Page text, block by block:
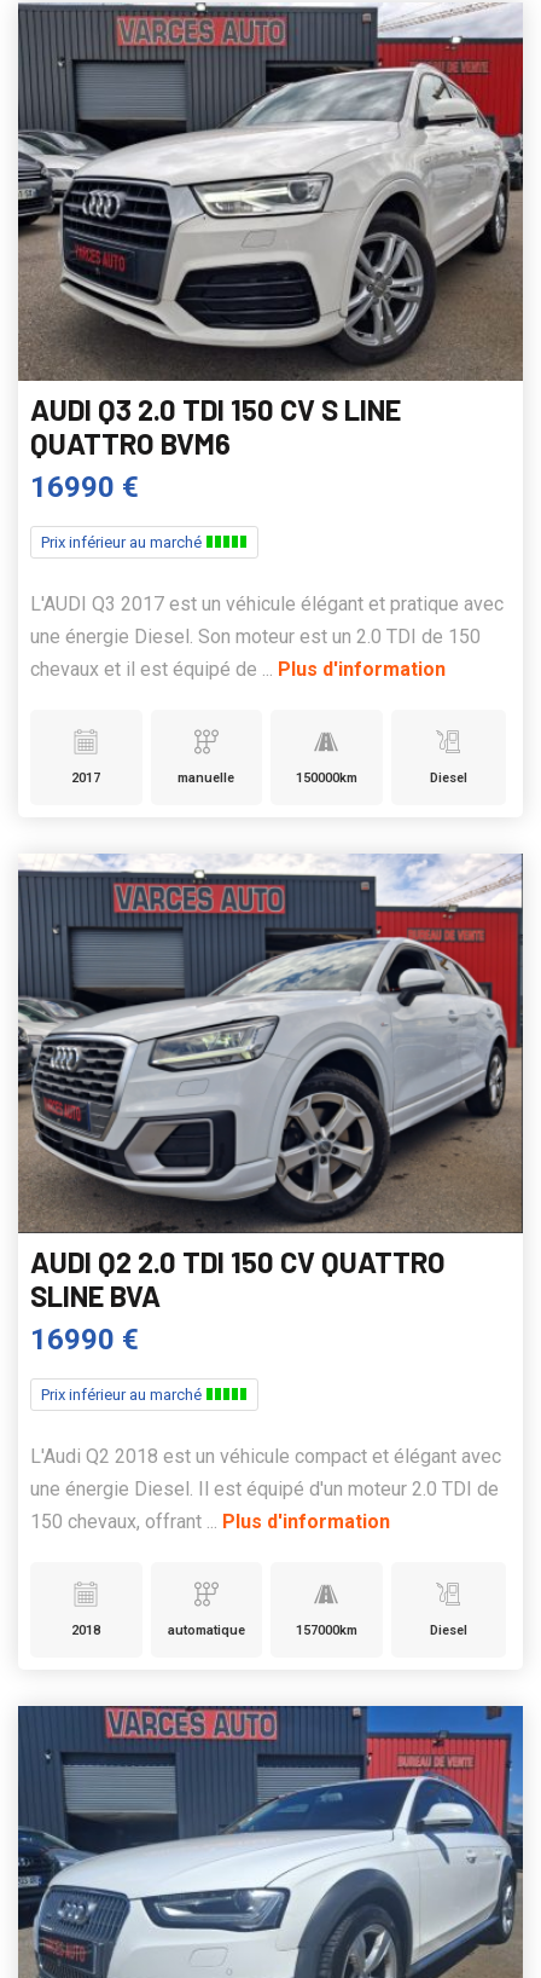
AUDI Q3 2.0 TDI 150 CV S LINE
QUATTRO BVM6
16990 €
Prix inférieur au marché
L'AUDI Q3 2017 est un véhicule élégant et pratique avec
une énergie Diesel. Son moteur est un 2.0 TDI de 150
chevaux et il est équipé de ... Plus d'information
2017 manuelle 150000km Diesel
AUDI Q2 2.0 TDI 150 CV QUATTRO
SLINE BVA
16990 €
Prix inférieur au marché
L'Audi Q2 2018 est un véhicule compact et élégant avec
une énergie Diesel. Il est équipé d'un moteur 2.0 TDI de
150 chevaux, offrant ... Plus d'information
2018 automatique 157000km Diesel